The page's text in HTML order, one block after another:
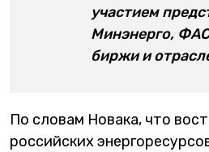
участием
Минэнерго,
биржи и
По словам Новака, что
российских